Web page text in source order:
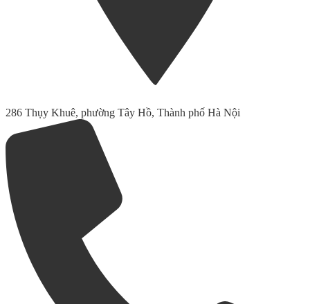
286 Thụy Khuê, phường Tây Hồ, Thành phố Hà Nội